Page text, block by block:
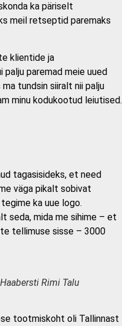
ka päriselt
meil retseptid paremaks
klientide ja
paremad meie uued
tundsin siiralt nii palju
minu kodukootud leiutised.
tagasisideks, et need
väga pikalt sobivat
ka uue logo.
seda, mida me sihime – et
tellimuse sisse – 3000
Rimi Talu
tootmiskoht oli Tallinnast